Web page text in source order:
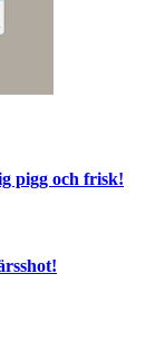
pigg och frisk!